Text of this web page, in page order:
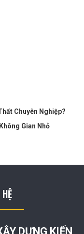
Chuyên Nghiệp?
Gian Nhỏ
DỰNG KIẾN